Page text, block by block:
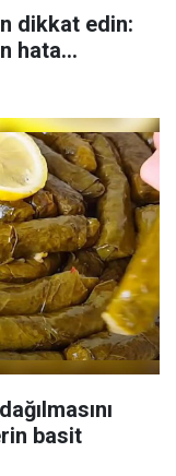
dikkat edin:
hata...
basit